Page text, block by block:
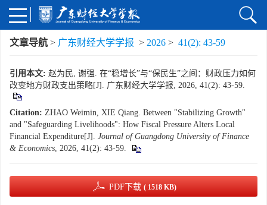
文章导航 > 广东财经大学学报 > 2026 > 41(2): 43-59
引用本文: 赵为民, 谢强. 在“稳增长”与“保民生”之间：财政压力如何
改变地方财政支出策略[J]. 广东财经大学学报, 2026, 41(2): 43-59.
Citation: ZHAO Weimin, XIE Qiang. Between "Stabilizing Growth"
and "Safeguarding Livelihoods": How Fiscal Pressure Alters Local
Financial Expenditure[J]. Journal of Guangdong University of Finance
& Economics, 2026, 41(2): 43-59.
PDF下载 ( 1518 KB)